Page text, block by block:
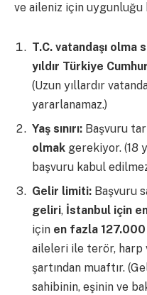
ve aileniz için
T.C. vatandaşı olma
yıldır Türkiye
(Uzun yıllardır
yararlanamaz.)
Yaş sınırı: Başvuru
olmak gerekiyor. (18
başvuru kabul
Gelir limiti: Başvuru
geliri, İstanbul için
için en fazla
aileleri ile terör, harp
şartından muaftır.
sahibinin, eşinin ve